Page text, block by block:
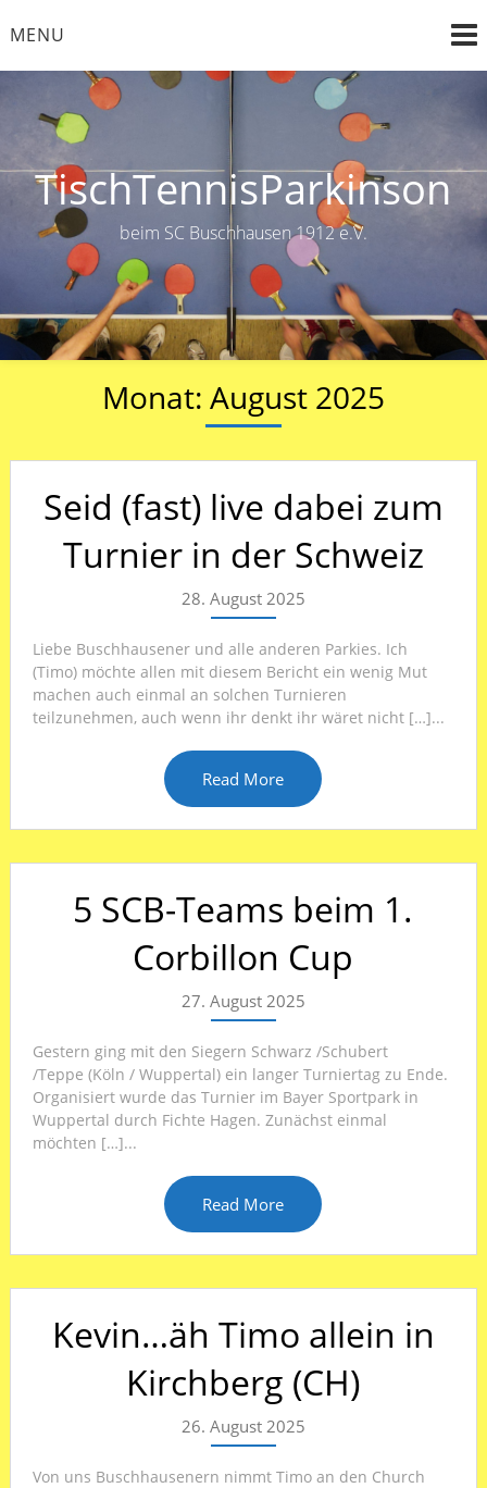
toMENU
TischTennisParkinson
beim SC Buschhausen 1912 e.V.
Monat: August 2025
Seid (fast) live dabei zum
Turnier in der Schweiz
28. August 2025
Liebe Buschhausener und alle anderen Parkies. Ich
(Timo) möchte allen mit diesem Bericht ein wenig Mut
machen auch einmal an solchen Turnieren
teilzunehmen, auch wenn ihr denkt ihr wäret nicht […]...
Read More
5 SCB-Teams beim 1.
Corbillon Cup
27. August 2025
Gestern ging mit den Siegern Schwarz /Schubert
/Teppe (Köln / Wuppertal) ein langer Turniertag zu Ende.
Organisiert wurde das Turnier im Bayer Sportpark in
Wuppertal durch Fichte Hagen. Zunächst einmal
möchten […]...
Read More
Kevin…äh Timo allein in
Kirchberg (CH)
26. August 2025
Von uns Buschhausenern nimmt Timo an den Church